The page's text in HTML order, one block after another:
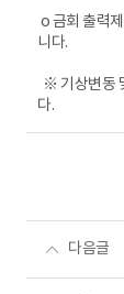
o 금회 출력
니다.
※ 기상변동
다.
다음글